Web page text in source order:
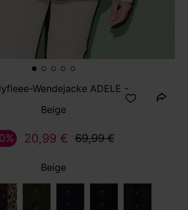
Wendejacke ADELE -
Beige
20,99 € 69,99 €
Beige